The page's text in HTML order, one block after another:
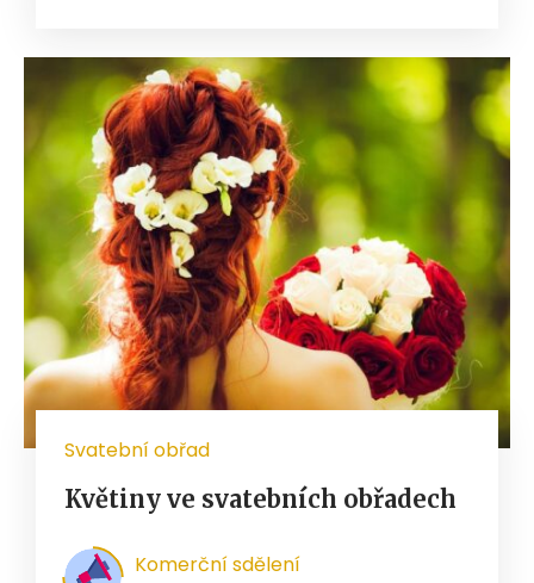
Svatební obřad
Květiny ve svatebních obřadech
Komerční sdělení